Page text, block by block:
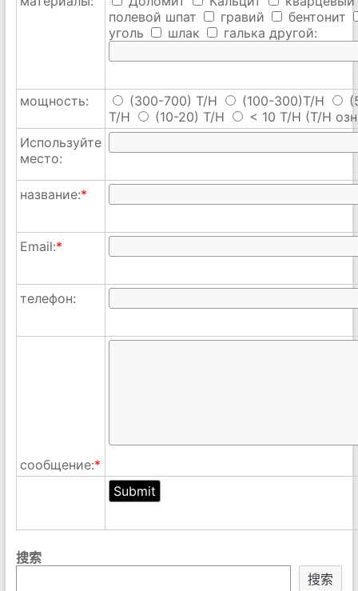
полевой шпат
гравий
бентонит
уголь
шлак галька другой:
мощность: (300-700) T/H (100-300)T/H
T/H
(10-20) T/H < 10 T/H (T/H
Используйте
место:
название:*
Email:*
телефон:
сообщение:*
搜索
搜索